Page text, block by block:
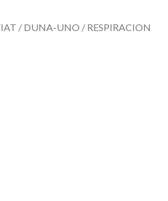
/ DUNA-UNO / RESPIRACION